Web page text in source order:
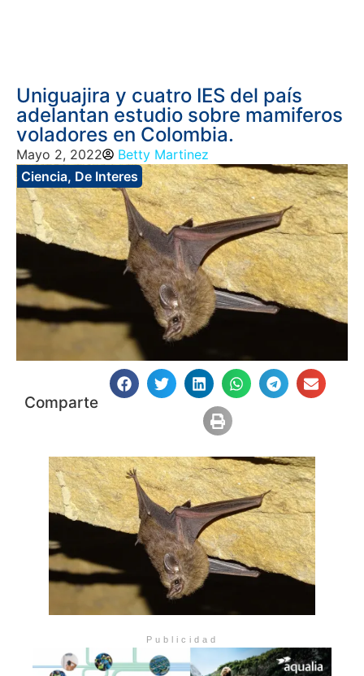
Uniguajira y cuatro IES del país
adelantan estudio sobre mamiferos
voladores en Colombia.
Mayo 2, 2022
Betty Martinez
Ciencia, De Interes
Comparte
Publicidad